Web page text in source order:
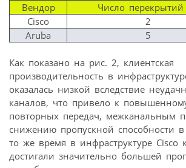
Вендор Число
Cisco
2
Aruba
5
Как показано на рис. 2, клиентская
производительность в
оказалась низкой вследствие
каналов, что привело к
повторных передач, межканальным
снижению пропускной способности
то же время в инфраструктуре Cisco
достигали значительно большей